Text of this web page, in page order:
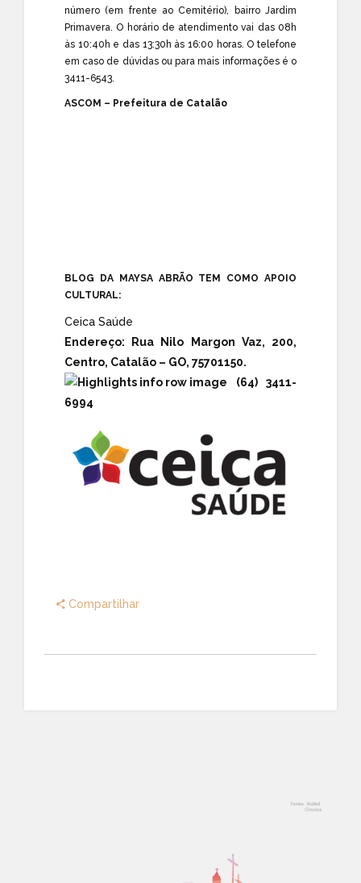
número (em frente ao Cemitério), bairro Jardim
Primavera. O horário de atendimento vai das 08h
às 10:40h e das 13:30h às 16:00 horas. O telefone
em caso de dúvidas ou para mais informações é o
3411-6543.
ASCOM – Prefeitura de Catalão
BLOG DA MAYSA ABRÃO TEM COMO APOIO
CULTURAL:
Ceica Saúde
Endereço: Rua Nilo Margon Vaz, 200,
Centro, Catalão – GO, 75701150.
(64) 3411-
6994
Compartilhar